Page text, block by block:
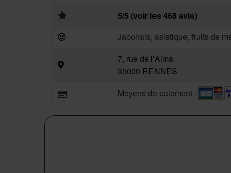
5/5 (voir les 468 avis)
Japonais, asiatique, fruits de
7, rue de l'Alma
35000 RENNES
Moyens de paiement :